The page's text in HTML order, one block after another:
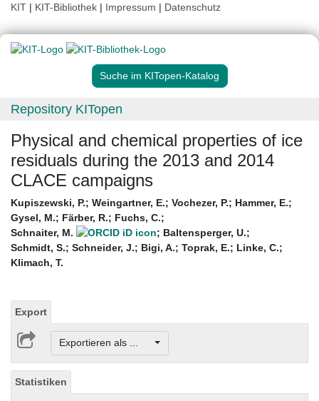
KIT | KIT-Bibliothek | Impressum | Datenschutz
Suche im KITopen-Katalog
Repository KITopen
Physical and chemical properties of ice
residuals during the 2013 and 2014
CLACE campaigns
Kupiszewski, P.; Weingartner, E.; Vochezer, P.; Hammer, E.;
Gysel, M.; Färber, R.; Fuchs, C.;
Schnaiter, M.
; Baltensperger, U.;
Schmidt, S.; Schneider, J.; Bigi, A.; Toprak, E.; Linke, C.;
Klimach, T.
Export
Exportieren als ...
Statistiken